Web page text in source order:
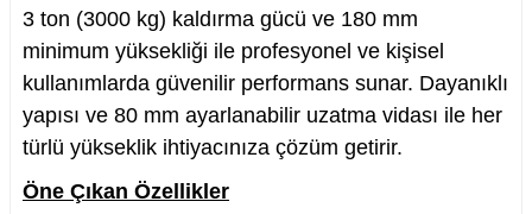
3 ton (3000 kg) kaldırma gücü ve 180 mm
minimum yüksekliği ile profesyonel ve kişisel
kullanımlarda güvenilir performans sunar. Dayanıklı
yapısı ve 80 mm ayarlanabilir uzatma vidası ile her
türlü yükseklik ihtiyacınıza çözüm getirir.
Öne Çıkan Özellikler